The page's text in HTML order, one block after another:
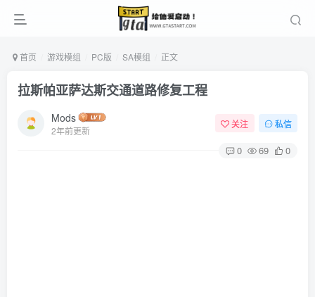
首页 游戏模组 PC版 SA模组 正文
拉斯帕亚萨达斯交通道路修复工程
Mods
2年前更新
关注 私信
0 69 0